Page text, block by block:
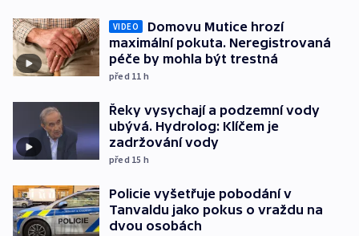
VIDEO
Domovu Mutice hrozí
maximální pokuta. Neregistrovaná
péče by mohla být trestná
před 11 h
Řeky vysychají a podzemní vody
ubývá. Hydrolog: Klíčem je
zadržování vody
před 15 h
Policie vyšetřuje pobodání v
Tanvaldu jako pokus o vraždu na
dvou osobách